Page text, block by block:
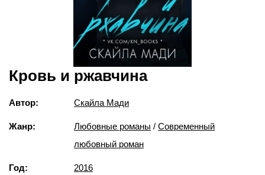
Кровь и ржавчина
Автор: Скайла Мади
Жанр: Любовные романы / Современный
любовный роман
Год: 2016